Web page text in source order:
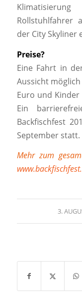
Rollstuhlfahrer
der City Skyliner
Preise?
Eine Fahrt in
Aussicht
Euro und
Ein
Backfischfest
September statt.
Mehr zum
3. /